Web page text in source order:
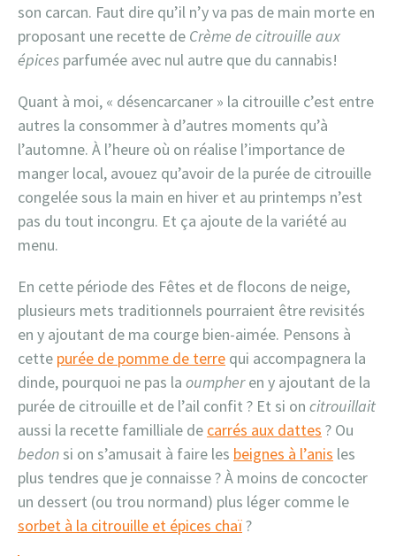
son carcan. Faut dire qu’il n’y va pas de main morte en
proposant une recette de Crème de citrouille aux
épices parfumée avec nul autre que du cannabis!
Quant à moi, « désencarcaner » la citrouille c’est entre
autres la consommer à d’autres moments qu’à
l’automne. À l’heure où on réalise l’importance de
manger local, avouez qu’avoir de la purée de citrouille
congelée sous la main en hiver et au printemps n’est
pas du tout incongru. Et ça ajoute de la variété au
menu.
En cette période des Fêtes et de flocons de neige,
plusieurs mets traditionnels pourraient être revisités
en y ajoutant de ma courge bien-aimée. Pensons à
cette purée de pomme de terre qui accompagnera la
dinde, pourquoi ne pas la oumpheren y ajoutant de la
purée de citrouille et de l’ail confit ? Et si on citrouillait
aussi la recette familliale de carrés aux dattes ? Ou
bedonsi on s’amusait à faire les beignes à l’anis les
plus tendres que je connaisse ? À moins de concocter
un dessert (ou trou normand) plus léger comme le
sorbet à la citrouille et épices chaï?